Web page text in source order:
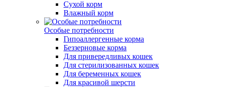
Сухой корм
Влажный корм
Особые потребности
Гипоаллергенные корма
Беззерновые корма
Для привередливых кошек
Для стерилизованных кошек
Для беременных кошек
Для красивой шерсти